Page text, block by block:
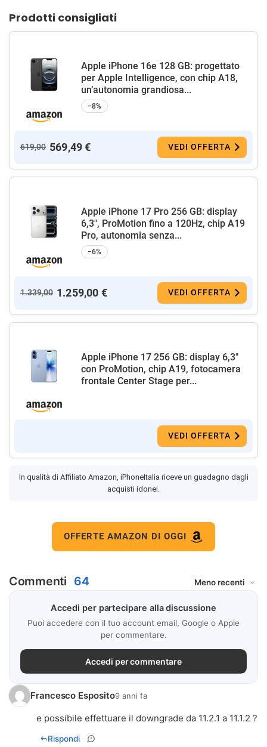
Prodotti consigliati
Apple iPhone 16e 128 GB: progettato
per Apple Intelligence, con chip A18,
un’autonomia grandiosa...
−8%
619,00 569,49 € VEDI OFFERTA
Apple iPhone 17 Pro 256 GB: display
6,3", ProMotion fino a 120Hz, chip A19
Pro, autonomia senza...
−6%
1.339,00 1.259,00 € VEDI OFFERTA
Apple iPhone 17 256 GB: display 6,3"
con ProMotion, chip A19, fotocamera
frontale Center Stage per...
VEDI OFFERTA
In qualità di Affiliato Amazon, iPhoneItalia riceve un guadagno dagli
acquisti idonei.
OFFERTE AMAZON DI OGGI
Commenti 64
Accedi per partecipare alla discussione
Puoi accedere con il tuo account email, Google o Apple
per commentare.
Accedi per commentare
Francesco Esposito9 anni fa
e possibile effettuare il downgrade da 11.2.1 a 11.1.2 ?
Rispondi